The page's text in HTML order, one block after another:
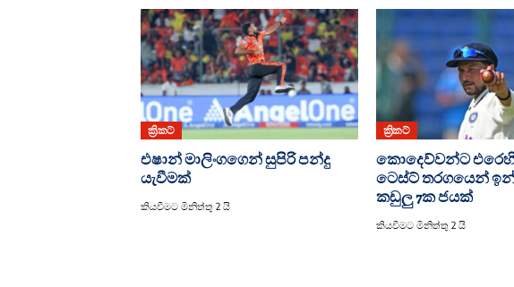
ක්‍රිකට්
එෂාන් මාලිංගගෙන් සුපිරි පන්දු
යැවීමක්
කියවීමට මිනිත්තු 2 යි
ක්‍රිකට්
කොදෙව්වන්ට
ටෙස්ට් තරගයෙන්
කඩුලු 7ක ජයක්
කියවීමට මිනිත්තු 2 යි